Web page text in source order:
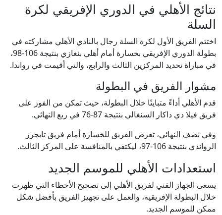
نتائج الأهلي في الدوري الإفريقي لكرة
السلة
اختتم الفريق الأول لكرة السلة رجال بالنادي الأهلي مشاركته في
بطولة الدوري الإفريقي بخسارة أمام أهلي بنغازي بنتيجة 106-98،
في مباراة تحديد المركزين الثالث والرابع، والتي أقيمت في رواندا.
مشوار الفريق في البطولة
قدم الأهلي أداءً متباينًا خلال البطولة، حيث تمكن من الفوز على
فريق فيلا دي داكار السنغالي بنتيجة 87-76 في ربع النهائي.
وفي نصف النهائي، تعرض الفريق للخسارة أمام فريق تايجرز
الرواندي بنتيجة 106-97، ليكتفي بالمنافسة على المركز الثالث.
استعدادات الأهلي للموسم الجديد
يسعى الجهاز الفني لفريق الأهلي إلى تصحيح الأخطاء التي ظهرت
خلال البطولة الإفريقية، والعمل على تجهيز الفريق بأفضل شكل
ممكن للموسم الجديد.